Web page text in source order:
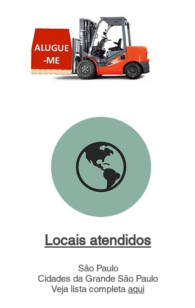
Locais atendidos
São Paulo
Cidades da Grande São Paulo
Veja lista completa aqui